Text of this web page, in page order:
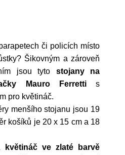
či policích místo
Šikovným a zároveň
jsou tyto stojany na
Mauro Ferrettis
pro květináč.
menšího stojanu jsou 19
košíků je 20 x 15 cm a 18
ve zlaté barvě